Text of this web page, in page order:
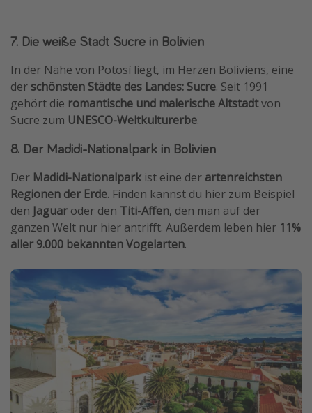
7. Die weiße Stadt Sucre in Bolivien
In der Nähe von Potosí liegt, im Herzen Boliviens, eine
der schönsten Städte des Landes: Sucre. Seit 1991
gehört die romantische und malerische Altstadtvon
Sucre zum UNESCO-Weltkulturerbe.
8. Der Madidi-Nationalpark in Bolivien
Der Madidi-Nationalpark ist eine der artenreichsten
Regionen der Erde. Finden kannst du hier zum Beispiel
den Jaguar oder den Titi-Affen, den man auf der
ganzen Welt nur hier antrifft. Außerdem leben hier 11%
aller 9.000 bekannten Vogelarten.